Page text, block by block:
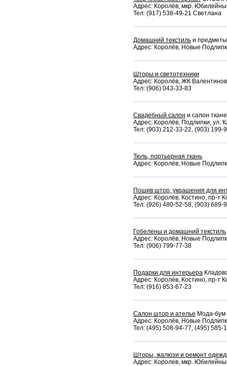
Адрес: Королёв, мкр.
Тел: (917) 538-49-21 Светлана
Домашний текстиль и
Адрес: Королёв, Новые
Шторы и светотехники
Адрес: Королёв, ЖК
Тел: (906) 043-33-83
Свадебный салон и салон
Адрес: Королёв, Подлипки, ул.
Тел: (903) 212-33-22, (903) 199-
Тюль, портьерная ткань
Адрес: Королёв, Новые
Пошив штор, украшения для
Адрес: Королёв, Костино, пр-т
Тел: (926) 480-52-58, (903) 689-
Гобелены и домашний текстиль
Адрес: Королёв, Новые
Тел: (906) 799-77-38
Подарки для интерьера
Адрес: Королёв, Костино, пр-т
Тел: (916) 853-67-23
Салон штор и ателье Мода-бум
Адрес: Королёв, Новые
Тел: (495) 508-94-77, (495) 585-
Шторы, жалюзи и ремонт
Адрес: Королев, мкр.